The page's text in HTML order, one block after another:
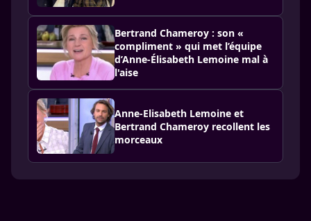
Bertrand Chameroy : son «
compliment » qui met l’équipe
d’Anne-Élisabeth Lemoine mal à
l'aise
Anne-Elisabeth Lemoine et
Bertrand Chameroy recollent les
morceaux